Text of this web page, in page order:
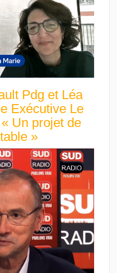
Pdg et Léa
Exécutive Le
Un projet de
»